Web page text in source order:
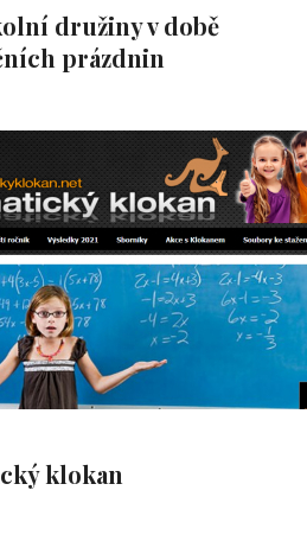
družiny v době
prázdnin
klokan